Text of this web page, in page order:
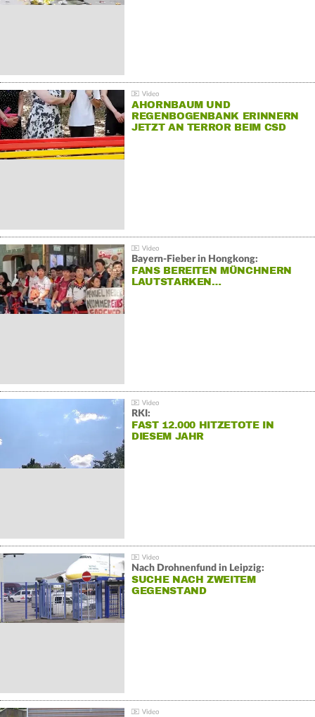
AHORNBAUM UND
REGENBOGENBANK ERINNERN
JETZT AN TERROR BEIM CSD
Bayern-Fieber in Hongkong:
FANS BEREITEN MÜNCHNERN
LAUTSTARKEN…
RKI:
FAST 12.000 HITZETOTE IN
DIESEM JAHR
Nach Drohnenfund in Leipzig:
SUCHE NACH ZWEITEM
GEGENSTAND